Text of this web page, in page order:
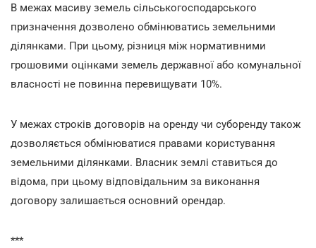
В межах масиву земель сільськогосподарського
призначення дозволено обмінюватись земельними
ділянками. При цьому, різниця між нормативними
грошовими оцінками земель державної або комунальної
власності не повинна перевищувати 10%.
У межах строків договорів на оренду чи суборенду також
дозволяється обмінюватися правами користування
земельними ділянками. Власник землі ставиться до
відома, при цьому відповідальним за виконання
договору залишається основний орендар.
***